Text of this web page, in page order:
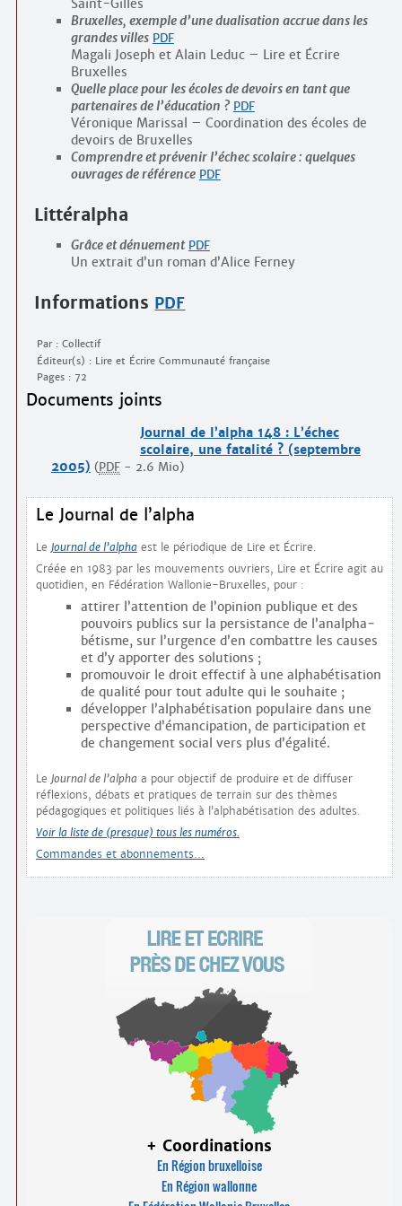
Bruxelles, exemple d’une dualisation accrue dans les
grandes villes PDF
Magali Joseph et Alain Leduc – Lire et Écrire
Bruxelles
Quelle place pour les écoles de devoirs en tant que
partenaires de l’éducation ? PDF
Véronique Marissal – Coordination des écoles de
devoirs de Bruxelles
Comprendre et prévenir l’échec scolaire : quelques
ouvrages de référence PDF
Littéralpha
Grâce et dénuement PDF
Un extrait d’un roman d’Alice Ferney
Informations PDF
Par : Collectif
Éditeur(s) : Lire et Écrire Communauté française
Pages : 72
Documents joints
Journal de l’alpha 148 : L’échec
scolaire, une fatalité ? (septembre
2005) ( PDF- 2.6 Mio)
Le Journal de l’alpha
Le Journal de l’alphaest le périodique de Lire et Écrire.
Créée en 1983 par les mouvements ouvriers, Lire et Écrire agit au
quotidien, en Fédération Wallonie-Bruxelles, pour :
attirer l’attention de l’opinion publique et des
pouvoirs publics sur la persistance de l’analpha­
bétisme, sur l’urgence d’en combattre les causes
et d’y apporter des solutions ;
promouvoir le droit effectif à une alphabétisation
de qualité pour tout adulte qui le souhaite ;
développer l’alphabétisation populaire dans une
perspective d’émancipation, de participation et
de changement social vers plus d’égalité.
Le Journal de l’alpha a pour objectif de produire et de diffuser
réflexions, débats et pratiques de terrain sur des thèmes
pédagogiques et politiques liés à l’alphabétisation des adultes.
Voir la liste de (presque) tous les numéros.
Commandes et abonnements…
+ Coordinations
En Région bruxelloise
En Région wallonne